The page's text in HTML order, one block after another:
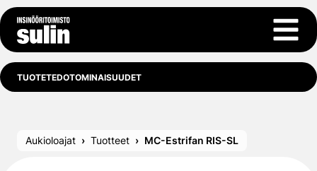
Siirry sisältöön
Avaa
TUOTETEDOTOMINAISUUDET
Aukioloajat Tuotteet MC-Estrifan RIS-SL